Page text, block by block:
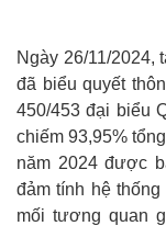
Ngày 26/11/2024,
đã biểu quyết
450/453 đại biểu
chiếm 93,95%
năm 2024 được
đảm tính hệ
mối tương quan